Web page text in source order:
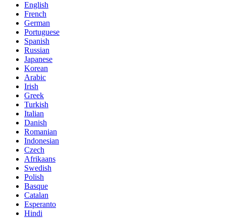
English
French
German
Portuguese
Spanish
Russian
Japanese
Korean
Arabic
Irish
Greek
Turkish
Italian
Danish
Romanian
Indonesian
Czech
Afrikaans
Swedish
Polish
Basque
Catalan
Esperanto
Hindi